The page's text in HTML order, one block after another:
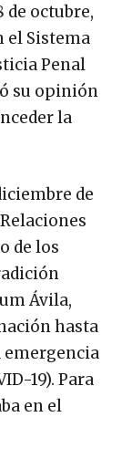
de octubre,
el Sistema
Penal
su opinión
la
de
de los
Ávila,
hasta
emergencia
19). Para
en el